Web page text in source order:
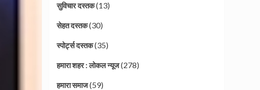
सुविचार दस्तक(13)
सेहत दस्तक(30)
स्पोर्ट्स दस्तक(35)
हमारा शहर : लोकल न्यूज(278)
हमारा समाज(59)